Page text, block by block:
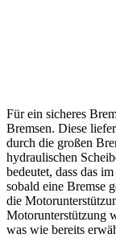
Für ein sicheres
Bremsen. Diese
durch die großen
hydraulischen
bedeutet, dass das
sobald eine Bremse
die
Motorunterstützung
was wie bereits